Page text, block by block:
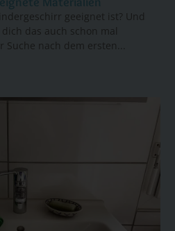
geeignet ist? Und
das auch schon mal
nach dem ersten...